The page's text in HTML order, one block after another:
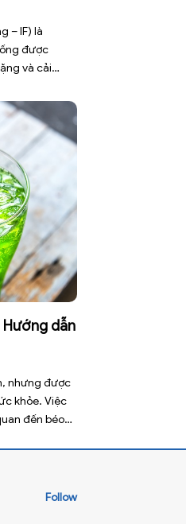
– IF) là
được
và cải
giảm cân mà
dẫn
nhưng được
khỏe. Việc
đến béo
Follow